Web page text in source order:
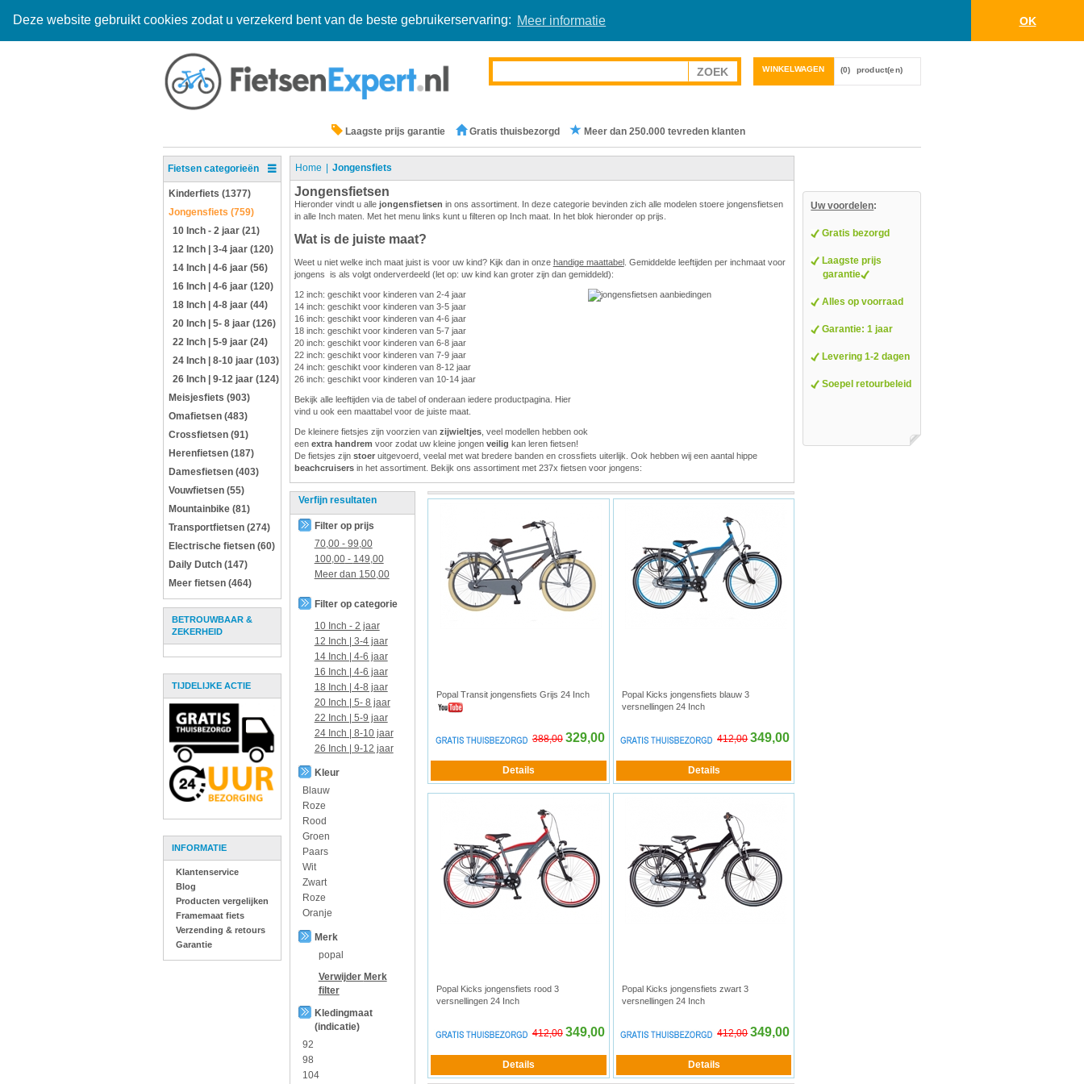
Deze website gebruikt cookies zodat u verzekerd bent van de beste gebruikerservaring: Meer informatie OK
WINKELWAGEN (0) product(en)
Laagste prijs garantie Gratis thuisbezorgd Meer dan 250.000 tevreden klanten
Fietsen categorieën
Kinderfiets (1377)
Jongensfiets (759)
10 Inch - 2 jaar (21)
12 Inch | 3-4 jaar (120)
14 Inch | 4-6 jaar (56)
16 Inch | 4-6 jaar (120)
18 Inch | 4-8 jaar (44)
20 Inch | 5- 8 jaar (126)
22 Inch | 5-9 jaar (24)
24 Inch | 8-10 jaar (103)
26 Inch | 9-12 jaar (124)
Meisjesfiets (903)
Omafietsen (483)
Crossfietsen (91)
Herenfietsen (187)
Damesfietsen (403)
Vouwfietsen (55)
Mountainbike (81)
Transportfietsen (274)
Electrische fietsen (60)
Daily Dutch (147)
Meer fietsen (464)
BETROUWBAAR &
ZEKERHEID
TIJDELIJKE ACTIE
INFORMATIE
Klantenservice
Blog
Producten vergelijken
Framemaat fiets
Verzending & retours
Garantie
Home Jongensfiets
Jongensfietsen
Hieronder vindt u alle jongensfietsen in ons assortiment. In deze categorie bevinden zich alle modelen stoere jongensfietsen
in alle Inch maten. Met het menu links kunt u filteren op Inch maat. In het blok hieronder op prijs.
Wat is de juiste maat?
Weet u niet welke inch maat juist is voor uw kind? Kijk dan in onze handige maattabel. Gemiddelde leeftijden per inchmaat voor
jongens is als volgt onderverdeeld (let op: uw kind kan groter zijn dan gemiddeld):
12 inch: geschikt voor kinderen van 2-4 jaar
14 inch: geschikt voor kinderen van 3-5 jaar
16 inch: geschikt voor kinderen van 4-6 jaar
18 inch: geschikt voor kinderen van 5-7 jaar
20 inch: geschikt voor kinderen van 6-8 jaar
22 inch: geschikt voor kinderen van 7-9 jaar
24 inch: geschikt voor kinderen van 8-12 jaar
26 inch: geschikt voor kinderen van 10-14 jaar
Bekijk alle leeftijden via de tabel of onderaan iedere productpagina. Hier
vind u ook een maattabel voor de juiste maat.
De kleinere fietsjes zijn voorzien van zijwieltjes, veel modellen hebben ook
een extra handrem voor zodat uw kleine jongen veilig kan leren fietsen!
De fietsjes zijn stoer uitgevoerd, veelal met wat bredere banden en crossfiets uiterlijk. Ook hebben wij een aantal hippe
beachcruisers in het assortiment. Bekijk ons assortiment met 237x fietsen voor jongens:
Verfijn resultaten
Filter op prijs
70,00- 99,00
100,00- 149,00
Meer dan 150,00
Filter op categorie
10 Inch - 2 jaar
12 Inch | 3-4 jaar
14 Inch | 4-6 jaar
16 Inch | 4-6 jaar
18 Inch | 4-8 jaar
20 Inch | 5- 8 jaar
22 Inch | 5-9 jaar
24 Inch | 8-10 jaar
26 Inch | 9-12 jaar
Kleur
Blauw
Roze
Rood
Groen
Paars
Wit
Zwart
Roze
Oranje
Merk
popal
Verwijder Merk
filter
Kledingmaat
(indicatie)
92
98
104
Popal Transit jongensfiets Grijs 24 Inch
388,00 329,00
Popal Kicks jongensfiets blauw 3
versnellingen 24 Inch
412,00 349,00
Popal Kicks jongensfiets rood 3
versnellingen 24 Inch
412,00 349,00
Popal Kicks jongensfiets zwart 3
versnellingen 24 Inch
412,00 349,00
Uw voordelen:
Gratis bezorgd
Laagste prijs
garantie
Alles op voorraad
Garantie: 1 jaar
Levering 1-2 dagen
Soepel retourbeleid